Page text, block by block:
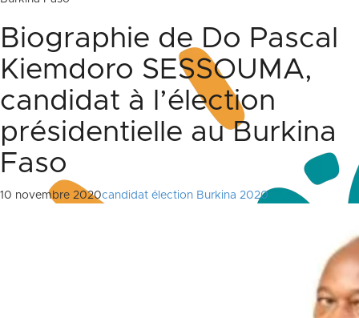
Biographie de Do Pascal
Kiemdoro SESSOUMA,
candidat à l’élection
présidentielle au Burkina
Faso
10 novembre 2020candidat élection Burkina 2020